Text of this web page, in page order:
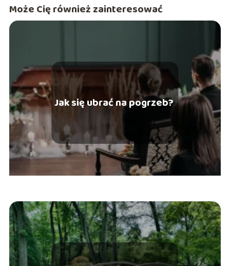
Może Cię również zainteresować
Jak się ubrać na pogrzeb?